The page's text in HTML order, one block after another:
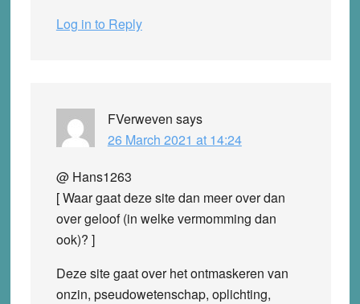
Log in to Reply
FVerweven says
26 March 2021 at 14:24
@ Hans1263
[ Waar gaat deze site dan meer over dan
over geloof (in welke vermomming dan
ook)? ]
Deze site gaat over het ontmaskeren van
onzin, pseudowetenschap, oplichting,